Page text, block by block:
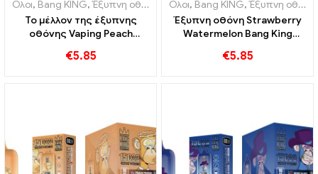
Ολοι, Bang KING,Έξυπνη οθόνη Bang King 15000 Φούσκα ,
Το μέλλον της έξυπνης
οθόνης Vaping Peach
Φούσκα
€5.85
Ολοι, Bang KING,Έξυπνη οθόνη Bang King 15000 Φούσκα
Έξυπνη οθόνη Strawberry
Watermelon Bang King
χαλαρωτική απόλαυση των
€5.85